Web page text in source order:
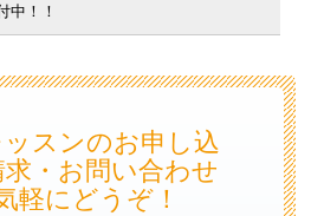
中！！
スンのお申し込
・お問い合わせ
軽にどうぞ！